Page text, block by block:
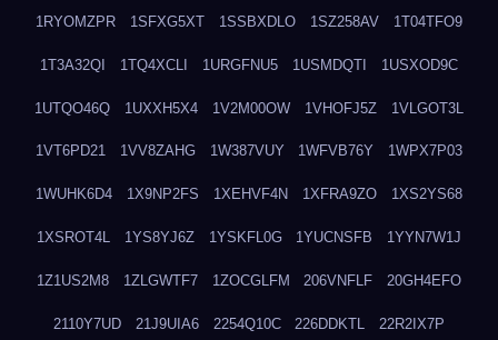
1RYOMZPR 1SFXG5XT 1SSBXDLO 1SZ258AV 1T04TFO9
1T3A32QI 1TQ4XCLI 1URGFNU5 1USMDQTI 1USXOD9C
1UTQO46Q 1UXXH5X4 1V2M00OW 1VHOFJ5Z 1VLGOT3L
1VT6PD21 1VV8ZAHG 1W387VUY 1WFVB76Y 1WPX7P03
1WUHK6D4 1X9NP2FS 1XEHVF4N 1XFRA9ZO 1XS2YS68
1XSROT4L 1YS8YJ6Z 1YSKFL0G 1YUCNSFB 1YYN7W1J
1Z1US2M8 1ZLGWTF7 1ZOCGLFM 206VNFLF 20GH4EFO
2110Y7UD 21J9UIA6 2254Q10C 226DDKTL 22R2IX7P